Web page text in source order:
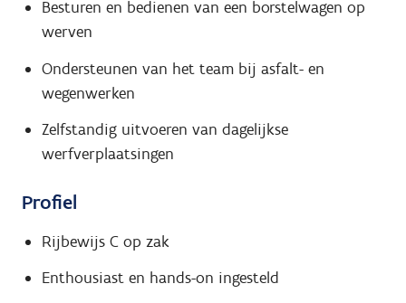
Besturen en bedienen van een borstelwagen op
werven
Ondersteunen van het team bij asfalt- en
wegenwerken
Zelfstandig uitvoeren van dagelijkse
werfverplaatsingen
Profiel
Rijbewijs C op zak
Enthousiast en hands-on ingesteld